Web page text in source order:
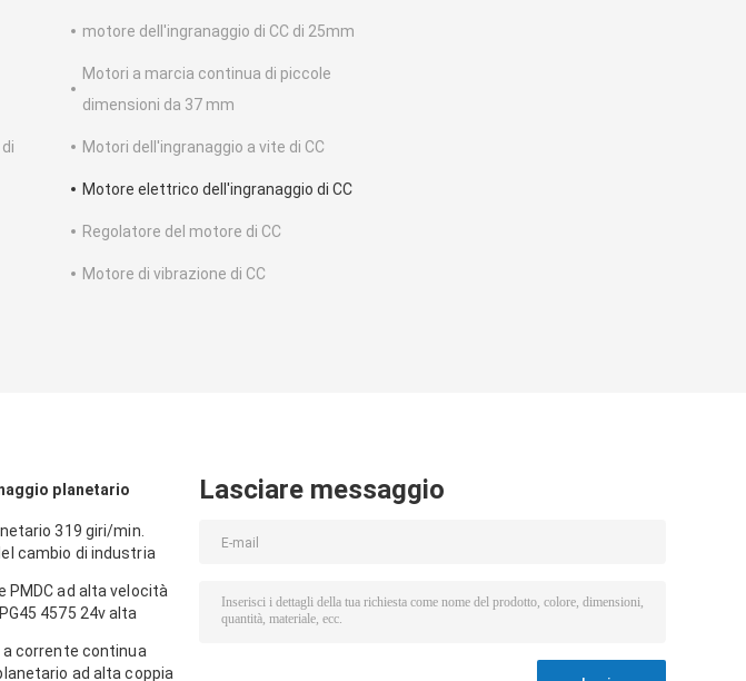
motore dell'ingranaggio di CC di 25mm
Motori a marcia continua di piccole
dimensioni da 37 mm
Motori dell'ingranaggio a vite di CC
Motore elettrico dell'ingranaggio di CC
Regolatore del motore di CC
Motore di vibrazione di CC
planetario
319 giri/min.
cambio di industria
PMDC ad alta velocità
4575 24v alta
a corrente continua
ad alta coppia
Lasciare messaggio